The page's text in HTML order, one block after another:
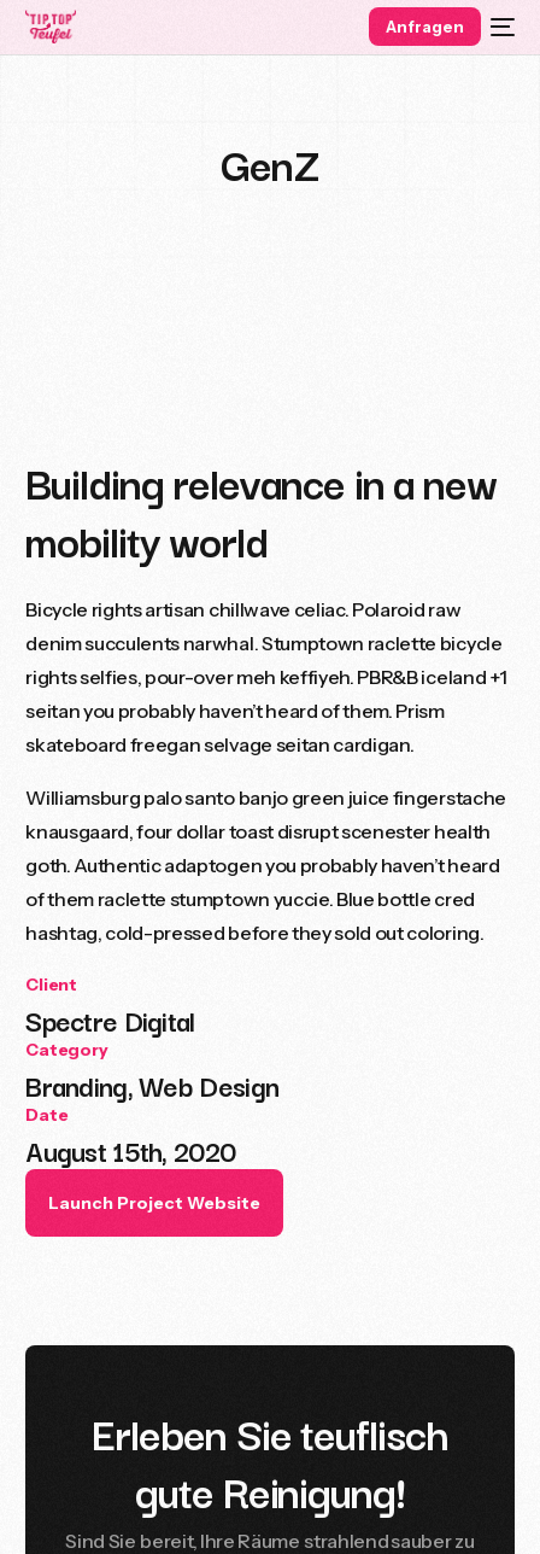
Anfragen
GenZ
Building relevance in a new
mobility world
Bicycle rights artisan chillwave celiac. Polaroid raw
denim succulents narwhal. Stumptown raclette bicycle
rights selfies, pour-over meh keffiyeh. PBR&B iceland +1
seitan you probably haven’t heard of them. Prism
skateboard freegan selvage seitan cardigan.
Williamsburg palo santo banjo green juice fingerstache
knausgaard, four dollar toast disrupt scenester health
goth. Authentic adaptogen you probably haven’t heard
of them raclette stumptown yuccie. Blue bottle cred
hashtag, cold-pressed before they sold out coloring.
Client
Spectre Digital
Category
Branding, Web Design
Date
August 15th, 2020
Launch Project Website
ErlebenSieteuflisch
gute Reinigung!
Sind Sie bereit, Ihre Räume strahlendsauberzu